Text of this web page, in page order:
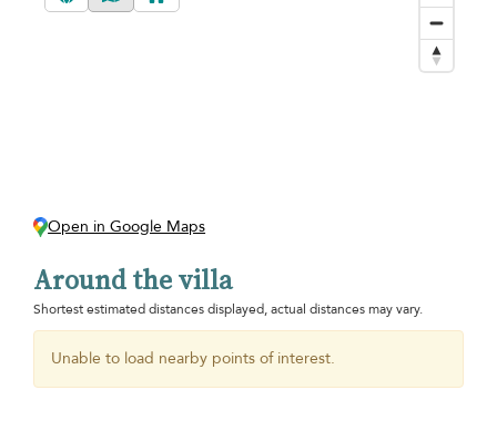
Open in Google Maps
Around the villa
Shortest estimated distances displayed, actual distances may vary.
Unable to load nearby points of interest.